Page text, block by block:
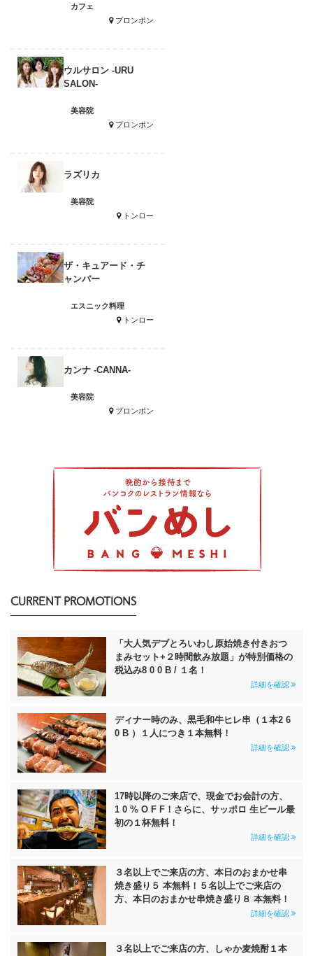
カフェ
プロンポン
ウルサロン -URU
SALON-
美容院
プロンポン
ラズリカ
美容院
トンロー
ザ・キュアード・チ
ャンバー
エスニック料理
トンロー
カンナ -CANNA-
美容院
プロンポン
CURRENT PROMOTIONS
「大人気デブとろいわし原始焼き付きおつ
まみセット+２時間飲み放題」が特別価格の
税込み8 0 0 B / １名！
詳細を確認
ディナー時のみ、黒毛和牛ヒレ串（１本2 6
0 B ）１人につき１本無料！
詳細を確認
17時以降のご来店で、現金でお会計の方、
1 0 % O F F！さらに、サッポロ 生ビール最
初の１杯無料！
詳細を確認
３名以上でご来店の方、本日のおまかせ串
焼き盛り５ 本無料！５名以上でご来店の
方、本日のおまかせ串焼き盛り８ 本無料！
詳細を確認
３名以上でご来店の方、しゃか麦焼酎１本